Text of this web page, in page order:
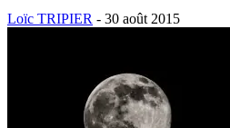
Loïc TRIPIER - 30 août 2015